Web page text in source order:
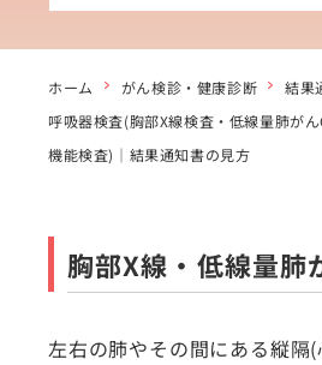
ホーム がん検診・健康診断
結果
呼吸器検査(胸部X線検査・低線量肺が
機能検査)｜結果通知書の見方
胸部X線・低線量肺
左右の肺やその間にある縦隔